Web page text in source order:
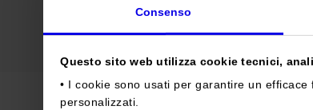
Consenso
Questo sito web utilizza cookie tecnici,
• I cookie sono usati per garantire un
personalizzati.
La